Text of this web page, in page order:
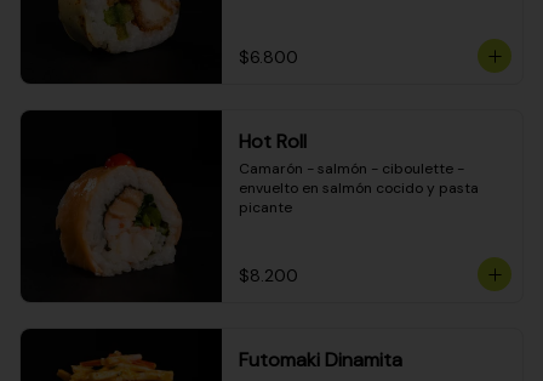
$6.800
Hot Roll
Camarón - salmón - ciboulette -
envuelto en salmón cocido y pasta
picante
$8.200
Futomaki Dinamita